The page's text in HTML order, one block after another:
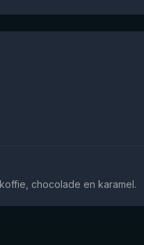
chocolade en karamel.